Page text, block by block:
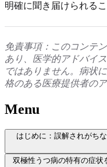
明確に聞き届けられる
免責事項：このコンテ
あり、医学的アドバイ
ではありません。病状
格のある医療提供者の
Menu
はじめに：誤解されがち
双極性うつ病の特有の症状